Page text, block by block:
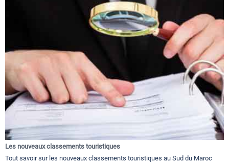
Les nouveaux classements touristiques
Tout savoir sur les nouveaux classements touristiques au Sud du Maroc